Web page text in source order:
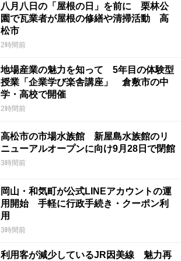
八月八日の「屋根の日」を前に 栗林公
園で瓦業者が屋根の修繕や清掃活動 高
松市
2時間前
地場産業の魅力を知って 5年目の体験型
授業「企業学び楽舎講座」 倉敷市の中
学・高校で開催
2時間前
高松市の市場水族館 新屋島水族館のリ
ニューアルオープンに向け9月28日で閉館
3時間前
岡山・和気町が公式LINEアカウントの運
用開始 手軽に行政手続き・クーポン利
用
3時間前
利用客が減少しているJR因美線 魅力再